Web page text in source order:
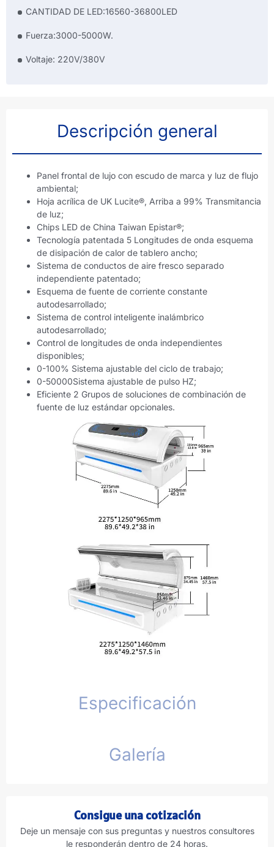
CANTIDAD DE LED:16560-36800LED
Fuerza:3000-5000W.
Voltaje: 220V/380V
Descripción general
Especificación
Galería
Panel frontal de lujo con escudo de marca y luz de flujo
ambiental;
Hoja acrílica de UK Lucite®, Arriba a 99% Transmitancia
de luz;
Chips LED de China Taiwan Epistar®;
Tecnología patentada 5 Longitudes de onda esquema
de disipación de calor de tablero ancho;
Sistema de conductos de aire fresco separado
independiente patentado;
Esquema de fuente de corriente constante
autodesarrollado;
Sistema de control inteligente inalámbrico
autodesarrollado;
Control de longitudes de onda independientes
disponibles;
0-100% Sistema ajustable del ciclo de trabajo;
0-50000Sistema ajustable de pulso HZ;
Eficiente 2 Grupos de soluciones de combinación de
fuente de luz estándar opcionales.
Consigue una cotización
Deje un mensaje con sus preguntas y nuestros consultores
le responderán dentro de 24 horas.